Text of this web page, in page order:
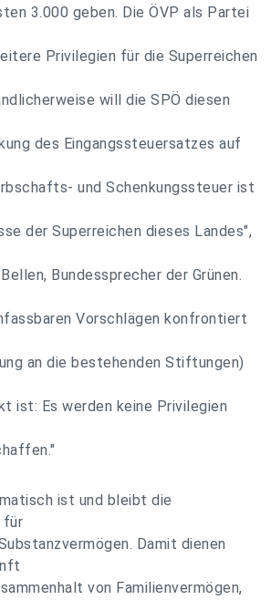
3.000 geben. Die ÖVP als Partei
Privilegien für die Superreichen
will die SPÖ diesen
des Eingangssteuersatzes auf
und Schenkungssteuer ist
der Superreichen dieses Landes",
Bundessprecher der Grünen.
Vorschlägen konfrontiert
an die bestehenden Stiftungen)
ist: Es werden keine Privilegien
ist und bleibt die
für
Damit dienen
von Familienvermögen,